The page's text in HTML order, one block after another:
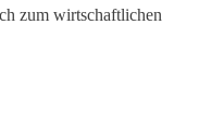
zum wirtschaftlichen